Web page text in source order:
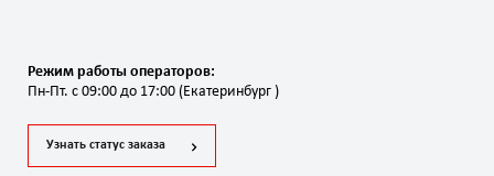
Режим работы операторов:
Пн-Пт. с 09:00 до 17:00 (Екатеринбург )
Узнать статус заказа